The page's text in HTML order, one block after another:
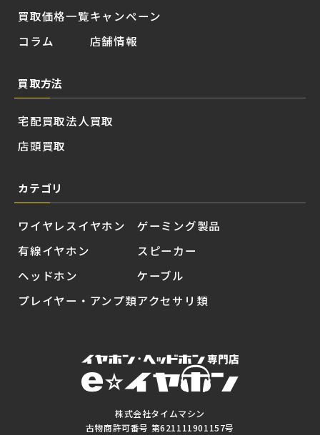
株式会社タイムマシン
古物商許可番号 第621111901157号
買取価格一覧
コラム
キャンペーン
店舗情報
買取方法
宅配買取
店頭買取
法人買取
カテゴリ
ワイヤレスイヤホン
有線イヤホン
ヘッドホン
プレイヤー・アンプ類
ゲーミング製品
スピーカー
ケーブル
アクセサリ類